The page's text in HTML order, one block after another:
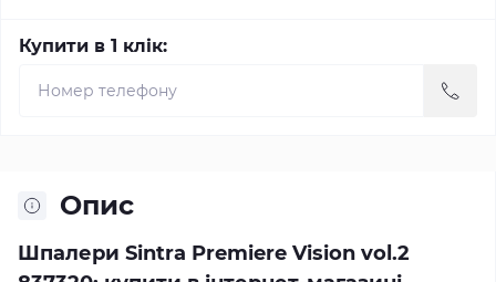
Купити в 1 клік:
Опис
Шпалери Sintra Premiere Vision vol.2